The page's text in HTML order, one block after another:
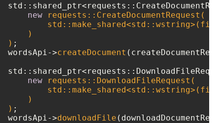
new requests::CreateDocumentRequest(
    )
) ;
wordsApi->createDocument
new requests::DownloadFileRequest(
    )
) ;
wordsApi->downloadFile